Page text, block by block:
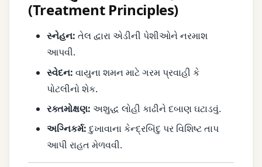
(Treatment Principles)
સ્નેહન: તેલ દ્વારા એડીની પેશીઓને નરમાશ
આપવી.
સ્વેદન: વાયુના શમન માટે ગરમ પ્રવાહી કે
પોટલીનો શેક.
રક્તમોક્ષણ: અશુદ્ધ લોહી કાઢીને દબાણ ઘટાડવું.
અગ્નિકર્મ: દુખાવાના કેન્દ્રબિંદુ પર વિશિષ્ટ તાપ
આપી રાહત મેળવવી.